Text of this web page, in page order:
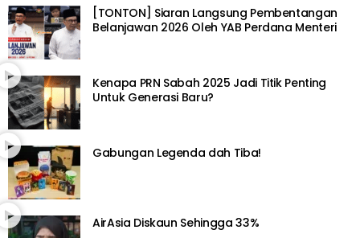
[TONTON] Siaran Langsung Pembentangan
Belanjawan 2026 Oleh YAB Perdana Menteri
Kenapa PRN Sabah 2025 Jadi Titik Penting
Untuk Generasi Baru?
Gabungan Legenda dah Tiba!
AirAsia Diskaun Sehingga 33%